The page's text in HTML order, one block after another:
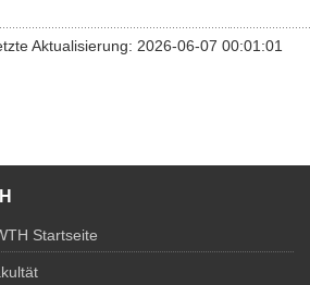
Aktualisierung: 2026-06-07 00:01:01
Startseite